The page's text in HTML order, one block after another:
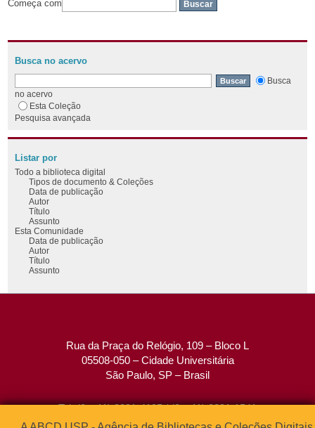
Começa com
Busca no acervo
Busca
no acervo
Esta Coleção
Pesquisa avançada
Listar por
Todo a biblioteca digital
Tipos de documento & Coleções
Data de publicação
Autor
Título
Assunto
Esta Comunidade
Data de publicação
Autor
Título
Assunto
Rua da Praça do Relógio, 109 – Bloco L
05508-050 – Cidade Universitária
São Paulo, SP – Brasil
Tel: (0xx11) 3091-4195 / (0xx11) 3091-1541
Fax: (0xx11) 3091-1567